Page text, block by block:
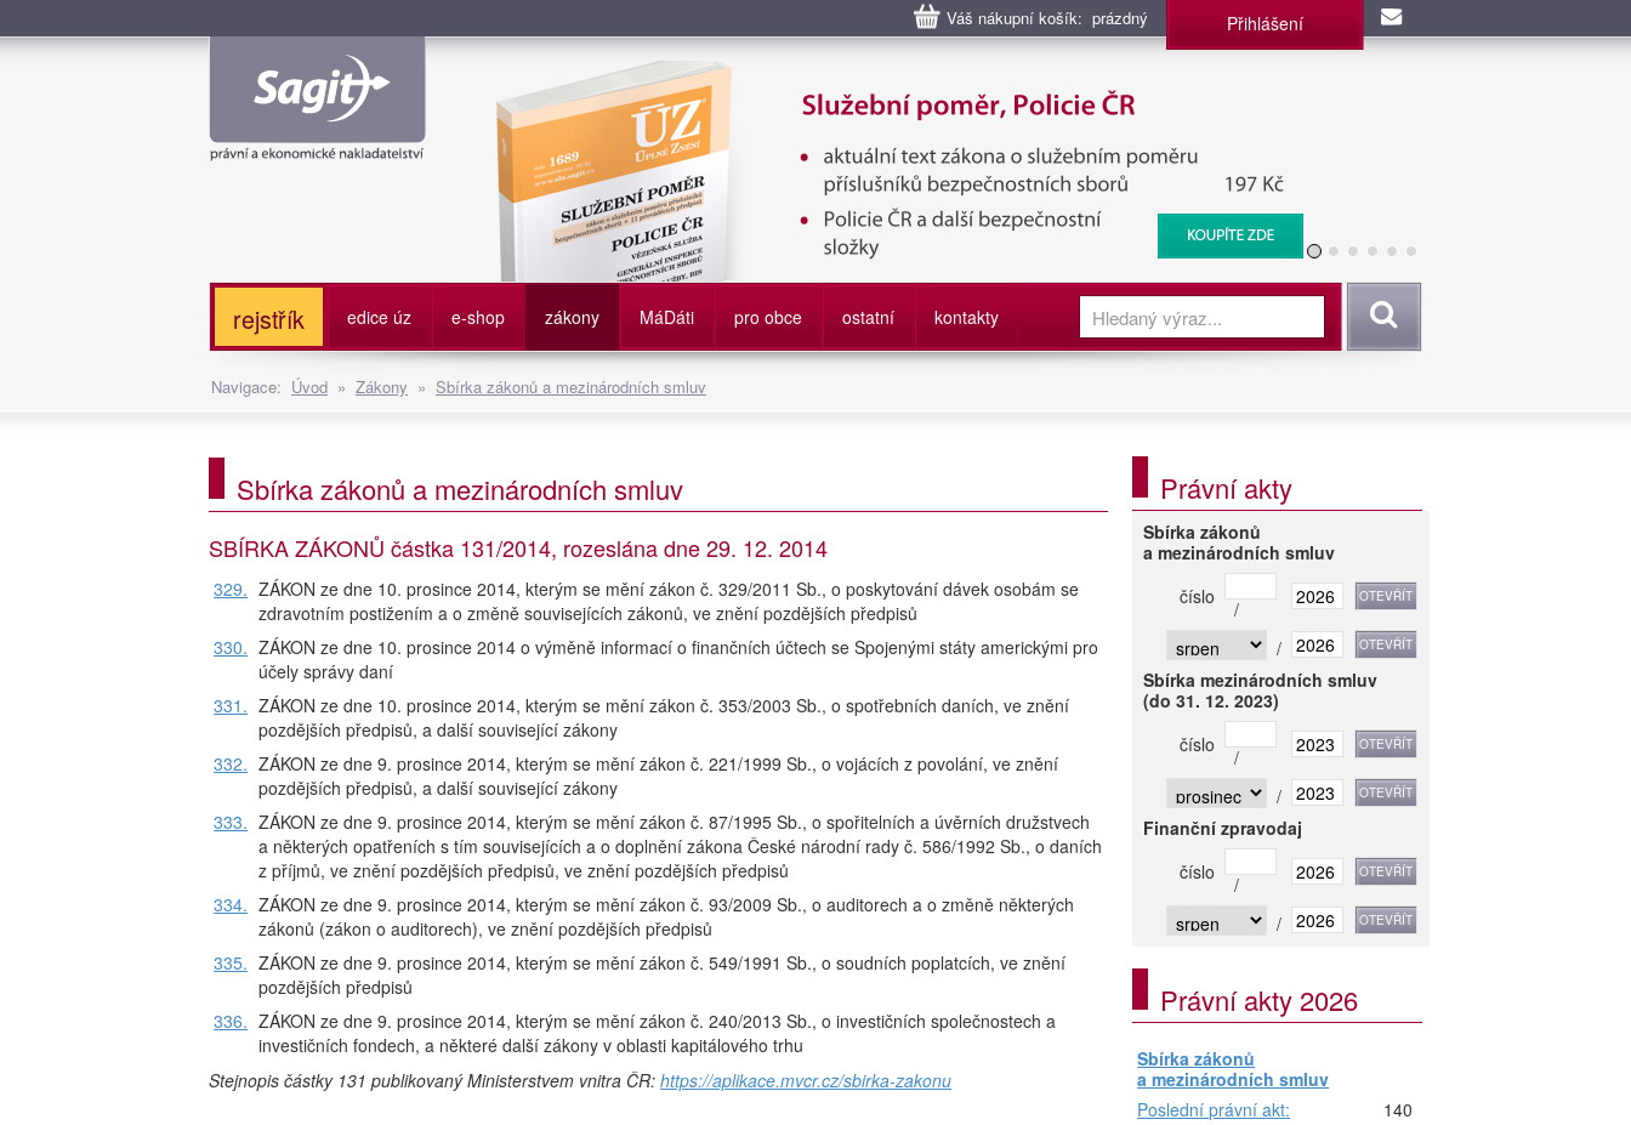
Váš nákupní košík: prázdný Přihlášení
Služební poměr příslušníků bezpečnostních sborů, Policie ČR, Vězeňská služba, BIS, Zpravodajské
služby
rejstřík edice úz e-shop zákony MáDáti pro obce ostatní kontakty Vyhledat
Navigace: Úvod » Zákony » Sbírka zákonů a mezinárodních smluv
Sbírka zákonů a mezinárodních smluv
SBÍRKA ZÁKONŮ částka 131/2014, rozeslána dne 29. 12. 2014
329. ZÁKON ze dne 10. prosince 2014, kterým se mění zákon č. 329/2011 Sb., o poskytování dávek osobám se
zdravotním postižením a o změně souvisejících zákonů, ve znění pozdějších předpisů
330. ZÁKON ze dne 10. prosince 2014 o výměně informací o finančních účtech se Spojenými státy americkými pro
účely správy daní
331. ZÁKON ze dne 10. prosince 2014, kterým se mění zákon č. 353/2003 Sb., o spotřebních daních, ve znění
pozdějších předpisů, a další související zákony
332. ZÁKON ze dne 9. prosince 2014, kterým se mění zákon č. 221/1999 Sb., o vojácích z povolání, ve znění
pozdějších předpisů, a další související zákony
333. ZÁKON ze dne 9. prosince 2014, kterým se mění zákon č. 87/1995 Sb., o spořitelních a úvěrních družstvech
a některých opatřeních s tím souvisejících a o doplnění zákona České národní rady č. 586/1992 Sb., o daních
z příjmů, ve znění pozdějších předpisů, ve znění pozdějších předpisů
334. ZÁKON ze dne 9. prosince 2014, kterým se mění zákon č. 93/2009 Sb., o auditorech a o změně některých
zákonů (zákon o auditorech), ve znění pozdějších předpisů
335. ZÁKON ze dne 9. prosince 2014, kterým se mění zákon č. 549/1991 Sb., o soudních poplatcích, ve znění
pozdějších předpisů
336. ZÁKON ze dne 9. prosince 2014, kterým se mění zákon č. 240/2013 Sb., o investičních společnostech a
investičních fondech, a některé další zákony v oblasti kapitálového trhu
Stejnopis částky 131 publikovaný Ministerstvem vnitra ČR: https://aplikace.mvcr.cz/sbirka-zakonu
Právní akty
Sbírka zákonů
a mezinárodních smluv
číslo
/
/
Sbírka mezinárodních smluv
(do 31. 12. 2023)
číslo
/
/
Finanční zpravodaj
číslo
/
/
Právní akty 2026
Sbírka zákonů
a mezinárodních smluv
Poslední právní akt:
140